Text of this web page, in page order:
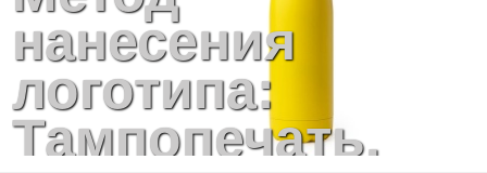
нанесения
логотипа:
Тампопечать,